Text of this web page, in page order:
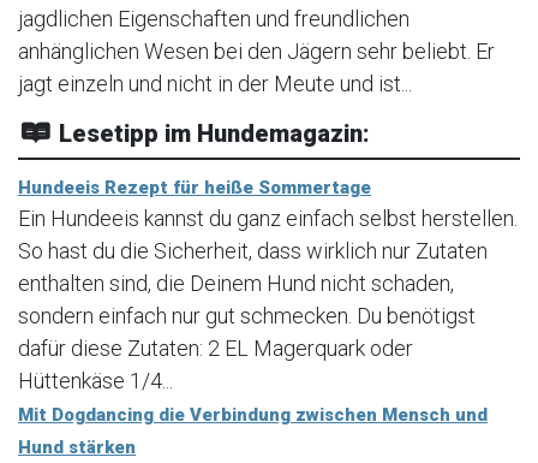
jagdlichen Eigenschaften und freundlichen
anhänglichen Wesen bei den Jägern sehr beliebt. Er
jagt einzeln und nicht in der Meute und ist...
Lesetipp im Hundemagazin:
Hundeeis Rezept für heiße Sommertage
Ein Hundeeis kannst du ganz einfach selbst herstellen.
So hast du die Sicherheit, dass wirklich nur Zutaten
enthalten sind, die Deinem Hund nicht schaden,
sondern einfach nur gut schmecken. Du benötigst
dafür diese Zutaten: 2 EL Magerquark oder
Hüttenkäse 1/4...
Mit Dogdancing die Verbindung zwischen Mensch und
Hund stärken